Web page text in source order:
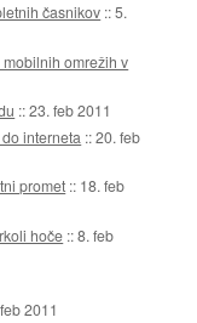
časnikov ::5.
omrežih v
::23. feb 2011
interneta ::20. feb
promet :: 18. feb
hoče ::8. feb
2011